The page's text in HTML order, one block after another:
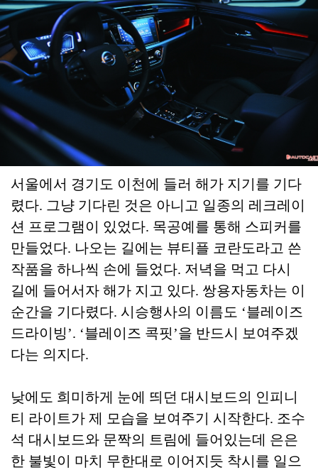
서울에서 경기도 이천에 들러 해가 지기를 기다
렸다. 그냥 기다린 것은 아니고 일종의 레크레이
션 프로그램이 있었다. 목공예를 통해 스피커를
만들었다. 나오는 길에는 뷰티플 코란도라고 쓴
작품을 하나씩 손에 들었다. 저녁을 먹고 다시
길에 들어서자 해가 지고 있다. 쌍용자동차는 이
순간을 기다렸다. 시승행사의 이름도 ‘블레이즈
드라이빙’. ‘블레이즈 콕핏’을 반드시 보여주겠
다는 의지다.
낮에도 희미하게 눈에 띄던 대시보드의 인피니
티 라이트가 제 모습을 보여주기 시작한다. 조수
석 대시보드와 문짝의 트림에 들어있는데 은은
한 불빛이 마치 무한대로 이어지듯 착시를 일으